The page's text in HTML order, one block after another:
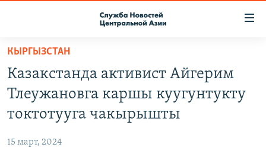
Вернуться
основному
содержанию
Вернутся
главной
навигации
КОНТАКТЫ
НАСТОЯЩЕЕ ВРЕМЯ
КЫРГЫЗСТАН
Казакстанда активист Айгерим
Тлеужановга каршы куугунтукту
токтотууга чакырышты
15 март, 2024